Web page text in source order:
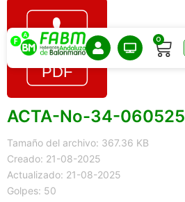
0
ACTA-No-34-060525
Tamaño del archivo: 367.36 KB
Creado: 21-08-2025
Actualizado: 21-08-2025
Golpes: 50